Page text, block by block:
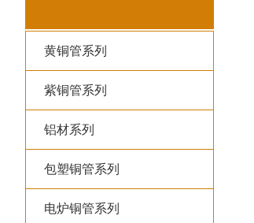
黄铜管系列
紫铜管系列
铝材系列
包塑铜管系列
电炉铜管系列